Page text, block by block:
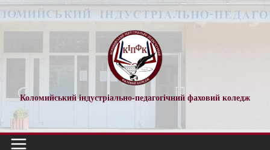
Перейти
до
Коломийський індустріально-педагогічний фаховий коледж